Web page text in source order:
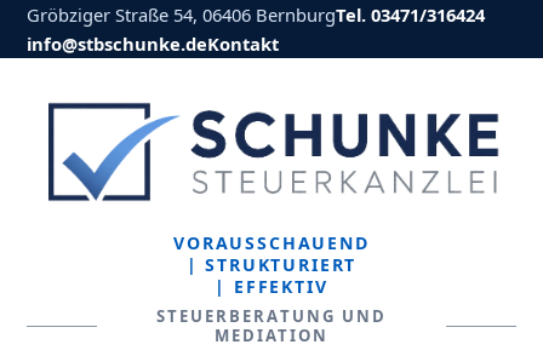
Gröbziger Straße 54, 06406 BernburgTel. 03471/316424
info@stbschunke.deKontakt
VORAUSSCHAUEND
| STRUKTURIERT
| EFFEKTIV
STEUERBERATUNG UND
MEDIATION